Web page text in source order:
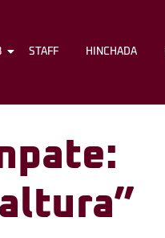
GRANATES CLUB STAFF
STAFF HINCHADA